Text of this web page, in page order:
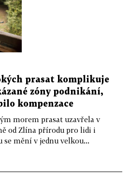
prasat komplikuje
zóny podnikání,
kompenzace
morem prasat uzavřela v
od Zlína přírodu pro lidi i
se mění v jednu velkou...